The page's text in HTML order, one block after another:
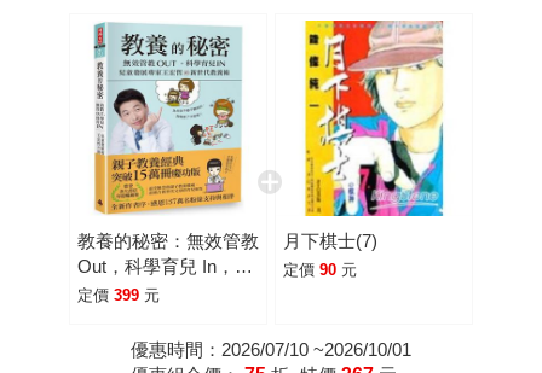
教養的秘密：無效管教
Out，科學育兒 In，兒
童發展專家王宏哲的新
序15萬冊暢銷版)
定價 399 元
月下棋士(7)
定價 90 元
優惠時間：2026/07/10 ~2026/10/01